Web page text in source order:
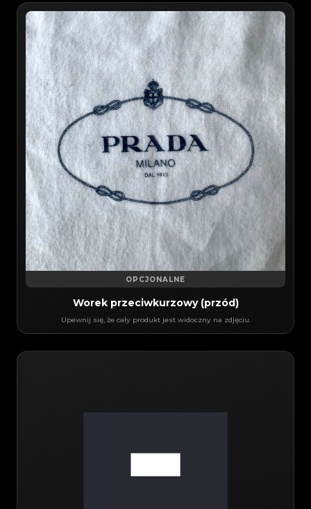
OPCJONALNE
Worek przeciwkurzowy (przód)
Upewnij się, że cały produkt jest widoczny na zdjęciu.